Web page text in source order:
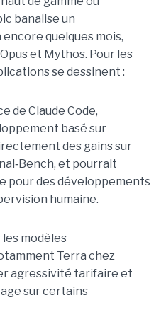
banalise un
encore quelques mois,
et Mythos. Pour les
se dessinent :
de Claude Code,
basé sur
des gains sur
‑Bench, et pourrait
pour des développements
humaine.
modèles
Terra chez
agressivité tarifaire et
sur certains